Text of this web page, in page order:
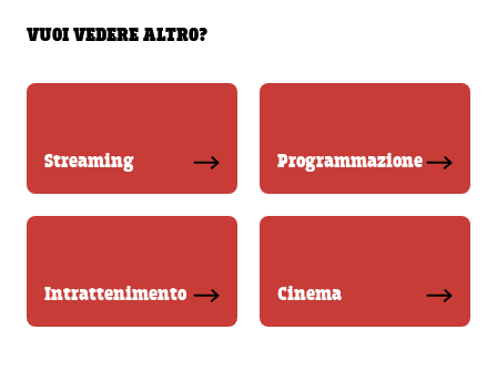
VUOI VEDERE ALTRO?
Streaming Programmazione
Intrattenimento Cinema